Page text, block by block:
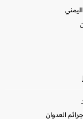
العدوان